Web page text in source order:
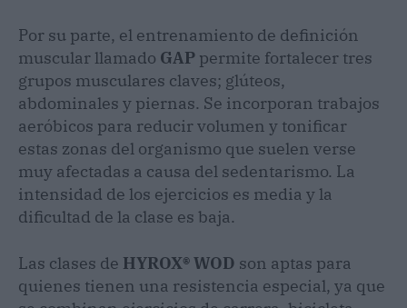
Por su parte, el entrenamiento de definición
muscular llamado GAP permite fortalecer tres
grupos musculares claves; glúteos,
abdominales y piernas. Se incorporan trabajos
aeróbicos para reducir volumen y tonificar
estas zonas del organismo que suelen verse
muy afectadas a causa del sedentarismo. La
intensidad de los ejercicios es media y la
dificultad de la clase es baja.
Las clases de HYROX® WOD son aptas para
quienes tienen una resistencia especial, ya que